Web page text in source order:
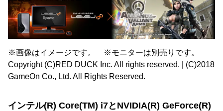
※画像はイメージです。 ※モニターは別売りです。
Copyright (C)RED DUCK Inc. All rights reserved. | (C)2018
GameOn Co., Ltd. All Rights Reserved.
インテル(R) Core(TM) i7とNVIDIA(R) GeForce(R)